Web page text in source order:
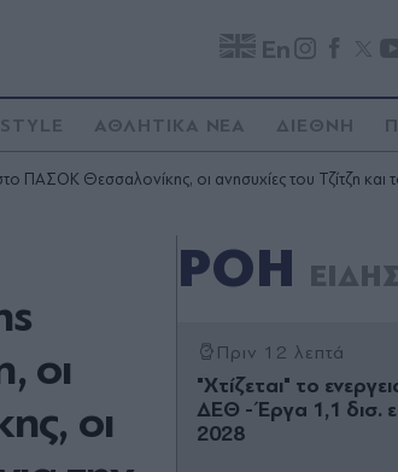
En
ΑΘΛΗΤΙΚΑ ΝΕΑ ΔΙΕΘΝΗ
ΠΑΣΟΚ Θεσσαλονίκης, οι ανησυχίες του Τζίτζη και
οι
οι
ΡΟΗ
Πριν 12 λεπτά
"Χτίζεται" το
ΔΕΘ - Έργα 1,1 δισ.
2028